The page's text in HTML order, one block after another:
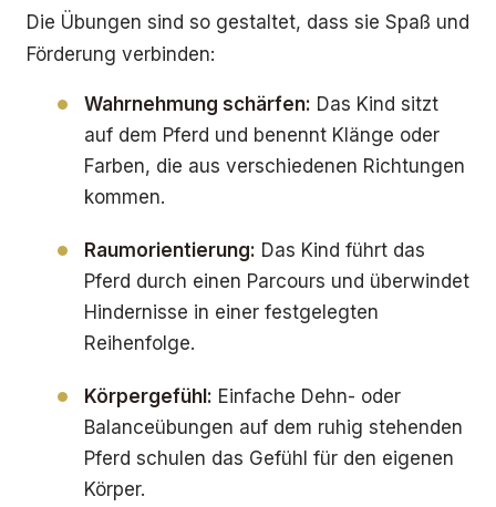
Die Übungen sind so gestaltet, dass sie Spaß und
Förderung verbinden:
Wahrnehmung schärfen: Das Kind sitzt
auf dem Pferd und benennt Klänge oder
Farben, die aus verschiedenen Richtungen
kommen.
Raumorientierung: Das Kind führt das
Pferd durch einen Parcours und überwindet
Hindernisse in einer festgelegten
Reihenfolge.
Körpergefühl: Einfache Dehn- oder
Balanceübungen auf dem ruhig stehenden
Pferd schulen das Gefühl für den eigenen
Körper.